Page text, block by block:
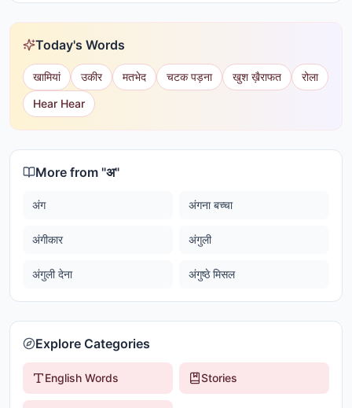
Today's Words
खामियां उकीर मतभेद चटक पड़ना खुश ख़ैराफत
रोला
Hear Hear
More from "अ"
अंग अंगना बच्चा
अंगीकार अंगुली
अंगुली देना अंगुष्ठे मिसल
Explore Categories
English Words Stories